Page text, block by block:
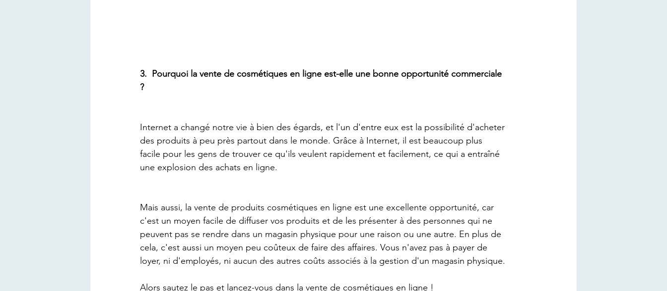
3.  Pourquoi la vente de cosmétiques en ligne est-elle une bonne opportunité commerciale
?
Internet a changé notre vie à bien des égards, et l'un d'entre eux est la possibilité d'acheter
des produits à peu près partout dans le monde. Grâce à Internet, il est beaucoup plus
facile pour les gens de trouver ce qu'ils veulent rapidement et facilement, ce qui a entraîné
une explosion des achats en ligne.
Mais aussi, la vente de produits cosmétiques en ligne est une excellente opportunité, car
c'est un moyen facile de diffuser vos produits et de les présenter à des personnes qui ne
peuvent pas se rendre dans un magasin physique pour une raison ou une autre. En plus de
cela, c'est aussi un moyen peu coûteux de faire des affaires. Vous n'avez pas à payer de
loyer, ni d'employés, ni aucun des autres coûts associés à la gestion d'un magasin physique.
Alors sautez le pas et lancez-vous dans la vente de cosmétiques en ligne !